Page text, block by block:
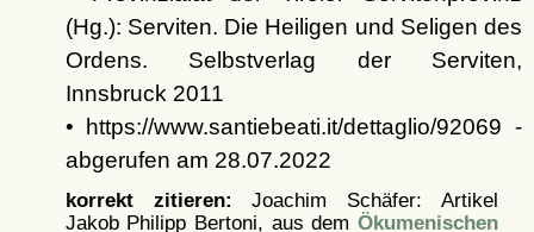
(Hg.): Serviten. Die Heiligen und Seligen des
Ordens. Selbstverlag der Serviten,
Innsbruck 2011
• https://www.santiebeati.it/dettaglio/92069 -
abgerufen am 28.07.2022
korrekt zitieren: Joachim Schäfer: Artikel
Jakob Philipp Bertoni, aus dem Ökumenischen